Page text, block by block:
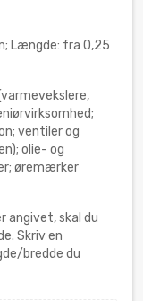
Længde: fra 0,25
ventiler og
olie- og
øremærker
angivet, skal du
Skriv en
bredde du